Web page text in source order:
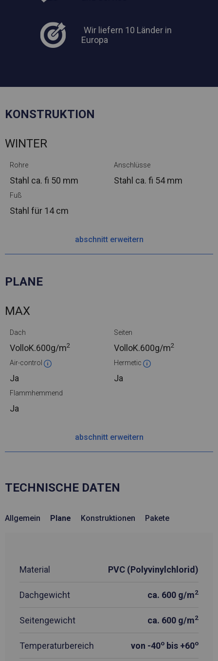
Wir liefern 10 Länder in
Europa
KONSTRUKTION
WINTER
Rohre
Stahl ca. fi 50 mm
Anschlüsse
Stahl ca. fi 54 mm
Fuß
Stahl für 14 cm
abschnitt erweitern
PLANE
MAX
Dach
VolloK.600g/m2
Seiten
VolloK.600g/m2
Air-control
Ja
Hermetic
Ja
Flammhemmend
Ja
abschnitt erweitern
TECHNISCHE DATEN
Allgemein Plane Konstruktionen Pakete
Material PVC (Polyvinylchlorid)
Dachgewicht ca. 600 g/m2
Seitengewicht ca. 600 g/m2
Temperaturbereich von -40o bis +60o